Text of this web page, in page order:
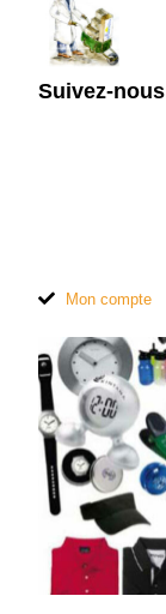
Suivez-nous
Mon compte